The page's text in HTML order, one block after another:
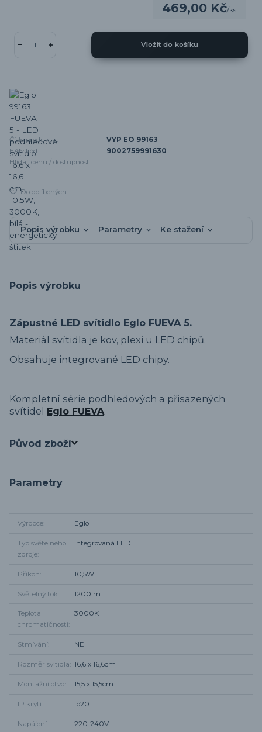
469,00 Kč/ks
Vložit do košíku
Číslo produktu:
VYP EO 99163
EAN kód:
9002759991630
Hlídat cenu / dostupnost
Do oblíbených
Popis výrobku Parametry Ke stažení
Popis výrobku
Zápustné LED svítidlo Eglo FUEVA 5.
Materiál svítidla je kov, plexi u LED chipů.
Obsahuje integrované LED chipy.
Kompletní série podhledových a přisazených
svítidel Eglo FUEVA.
Původ zboží
Parametry
Výrobce Eglo
Typ světelného
zdroje
integrovaná LED
Příkon 10,5W
Světelný tok 1200lm
Teplota
chromatičnosti
3000K
Stmívání NE
Rozměr svítidla 16,6 x 16,6cm
Montážní otvor 15,5 x 15,5cm
IP krytí Ip20
Napájení 220-240V